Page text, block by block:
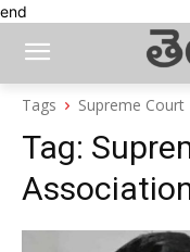
end
Tags Supreme
Tag: